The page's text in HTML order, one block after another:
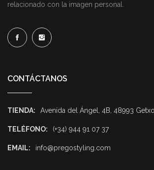
relacionado con la imagen personal.
CONTÁCTANOS
TIENDA: Avenida del Ángel, 4B, 48993
TELÉFONO: (+34) 944 91 07 37
EMAIL: info@pregostyling.com